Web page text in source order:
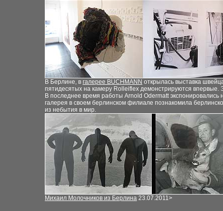
В Берлине, в галерее BUCHMANN открылась выставка
пятидесятых на камеру Rolleiflex демонстрируются впервые.
В последнее время работы Arnold Odermatt
галерея в своем берлинском филиале познакомила
из небытия в мир.
Михаил Молочников из Берлина 23.07.2011>